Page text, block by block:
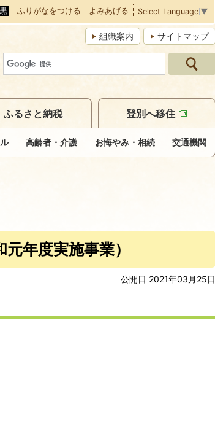
黒 ふりがなをつける よみあげる Select Language ▼
組織案内 サイトマップ
高齢者・介護 お悔やみ・相続 交通機関
ふるさと納税 登別へ移住
年度実施事業）
公開日 2021年03月25日